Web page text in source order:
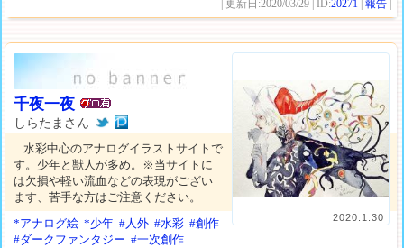
| 更新日:2020/03/29 | ID:20271 |報告
2020.1.30
千夜一夜
しらたまさん
水彩中心のアナログイラストサイトで
す。少年と獣人が多め。※当サイトに
は欠損や軽い流血などの表現がござい
ます、苦手な方はご注意ください。
*アナログ絵 *少年 #人外 #水彩 #創作
#ダークファンタジー #一次創作 ...